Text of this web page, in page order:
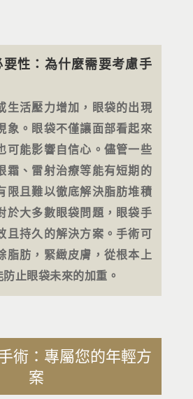
性：為什麼需要考慮手
生活壓力增加，眼袋的出現
象。眼袋不僅讓面部看起來
可能影響自信心。儘管一些
霜、雷射治療等能有短期的
限且難以徹底解決脂肪堆積
於大多數眼袋問題，眼袋手
且持久的解決方案。手術可
脂肪，緊緻皮膚，從根本上
止眼袋未來的加重。
術：專屬您的年輕方
案